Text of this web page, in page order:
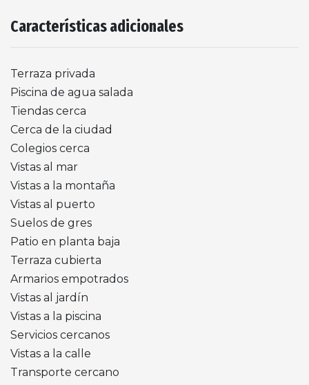
Características adicionales
Terraza privada
Piscina de agua salada
Tiendas cerca
Cerca de la ciudad
Colegios cerca
Vistas al mar
Vistas a la montaña
Vistas al puerto
Suelos de gres
Patio en planta baja
Terraza cubierta
Armarios empotrados
Vistas al jardín
Vistas a la piscina
Servicios cercanos
Vistas a la calle
Transporte cercano